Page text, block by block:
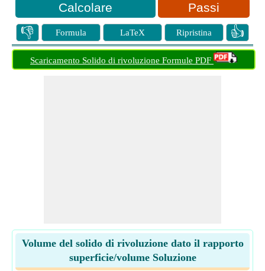
Passi
👎 Formula LaTeX Ripristina 👍
Scaricamento Solido di rivoluzione Formule PDF
Volume del solido di rivoluzione dato il rapporto
superficie/volume Soluzione